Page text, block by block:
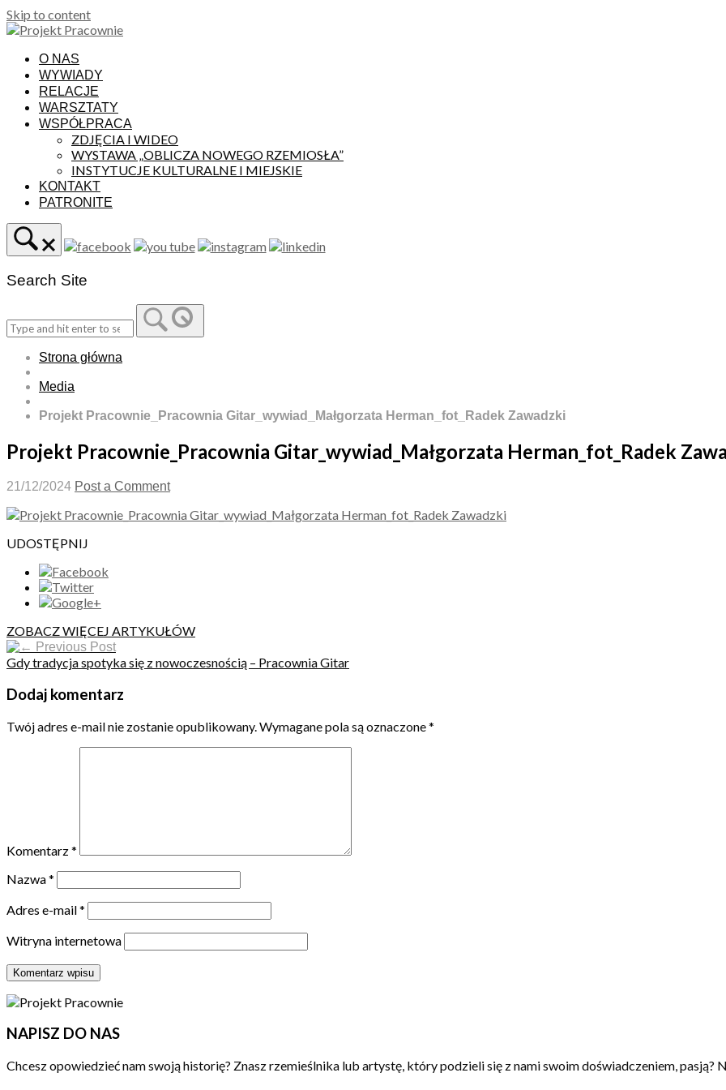
Skip to content
O NAS
WYWIADY
RELACJE
WARSZTATY
WSPÓŁPRACA
ZDJĘCIA I WIDEO
WYSTAWA „OBLICZA NOWEGO RZEMIOSŁA”
INSTYTUCJE KULTURALNE I MIEJSKIE
KONTAKT
PATRONITE
Search Site
Strona główna
Media
Projekt Pracownie_Pracownia Gitar_wywiad_Małgorzata Herman_fot_Radek Zawadzki
Projekt Pracownie_Pracownia Gitar_wywiad_Małgorzata Herman_fot_Radek
21/12/2024 Post a Comment
UDOSTĘPNIJ
ZOBACZ WIĘCEJ ARTYKUŁÓW
Previous Post
Gdy tradycja spotyka się z nowoczesnością – Pracownia Gitar
Dodaj komentarz
Twój adres e-mail nie zostanie opublikowany. Wymagane pola są oznaczone*
Komentarz*
Nazwa*
Adres e-mail*
Witryna internetowa
NAPISZ DO NAS
Chcesz opowiedzieć nam swoją historię? Znasz rzemieślnika lub artystę, który podzieli się z nami swoim doświadczeniem, pasją?